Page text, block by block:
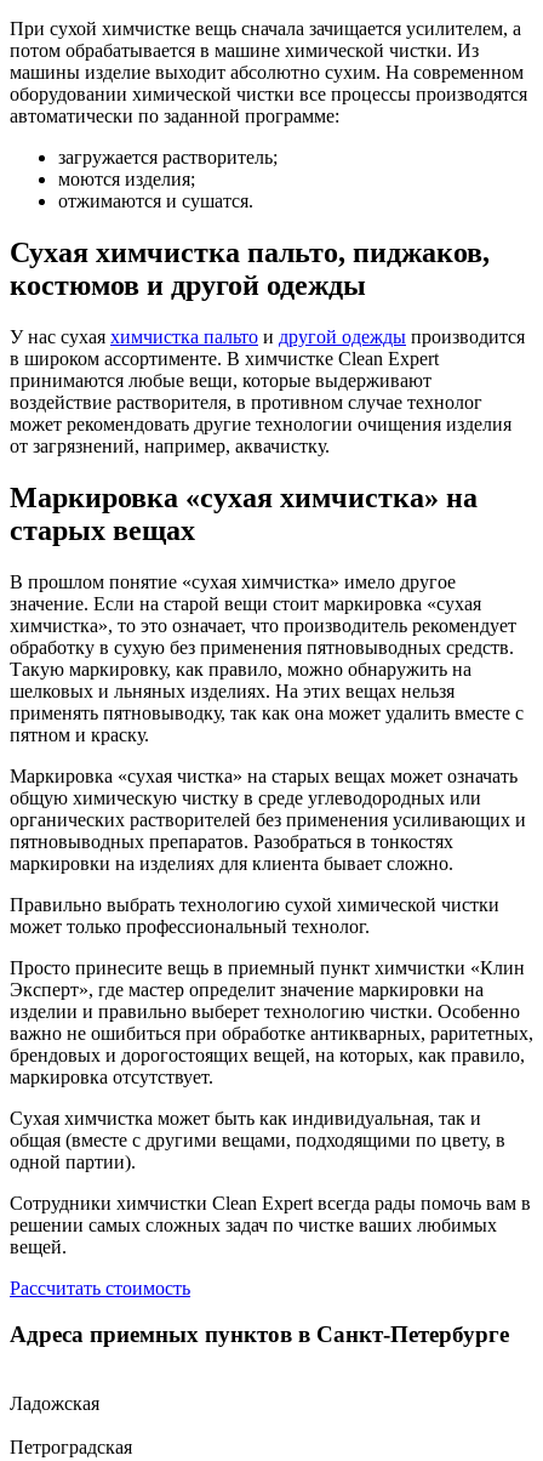
При сухой химчистке вещь сначала зачищается усилителем, а
потом обрабатывается в машине химической чистки. Из
машины изделие выходит абсолютно сухим. На современном
оборудовании химической чистки все процессы производятся
автоматически по заданной программе:
загружается растворитель;
моются изделия;
отжимаются и сушатся.
Сухая химчистка пальто, пиджаков,
костюмов и другой одежды
У нас сухая химчистка пальто и другой одежды производится
в широком ассортименте. В химчистке Clean Expert
принимаются любые вещи, которые выдерживают
воздействие растворителя, в противном случае технолог
может рекомендовать другие технологии очищения изделия
от загрязнений, например, аквачистку.
Маркировка «сухая химчистка» на
старых вещах
В прошлом понятие «сухая химчистка» имело другое
значение. Если на старой вещи стоит маркировка «сухая
химчистка», то это означает, что производитель рекомендует
обработку в сухую без применения пятновыводных средств.
Такую маркировку, как правило, можно обнаружить на
шелковых и льняных изделиях. На этих вещах нельзя
применять пятновыводку, так как она может удалить вместе с
пятном и краску.
Маркировка «сухая чистка» на старых вещах может означать
общую химическую чистку в среде углеводородных или
органических растворителей без применения усиливающих и
пятновыводных препаратов. Разобраться в тонкостях
маркировки на изделиях для клиента бывает сложно.
Правильно выбрать технологию сухой химической чистки
может только профессиональный технолог.
Просто принесите вещь в приемный пункт химчистки «Клин
Эксперт», где мастер определит значение маркировки на
изделии и правильно выберет технологию чистки. Особенно
важно не ошибиться при обработке антикварных, раритетных,
брендовых и дорогостоящих вещей, на которых, как правило,
маркировка отсутствует.
Сухая химчистка может быть как индивидуальная, так и
общая (вместе с другими вещами, подходящими по цвету, в
одной партии).
Сотрудники химчистки Clean Expert всегда рады помочь вам в
решении самых сложных задач по чистке ваших любимых
вещей.
Рассчитать стоимость
Адреса приемных пунктов в Санкт-Петербурге
Ладожская
Петроградская